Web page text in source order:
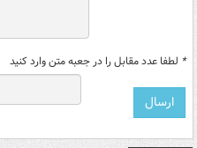
* لطفا عدد مقابل را در جعبه متن وارد کنید